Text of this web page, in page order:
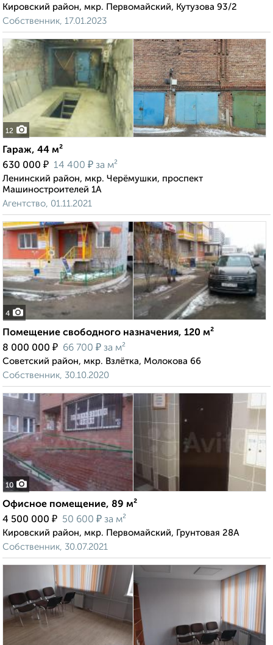
Кировский район, мкр. Первомайский, Кутузова 93/2
Собственник, 17.01.2023
12
Гараж, 44 м²
630 000 ₽ 14 400 ₽ за м²
Ленинский район, мкр. Черёмушки, проспект
Машиностроителей 1А
Агентство, 01.11.2021
4
Помещение свободного назначения, 120 м²
8 000 000 ₽ 66 700 ₽ за м²
Советский район, мкр. Взлётка, Молокова 66
Собственник, 30.10.2020
10
Офисное помещение, 89 м²
4 500 000 ₽ 50 600 ₽ за м²
Кировский район, мкр. Первомайский, Грунтовая 28А
Собственник, 30.07.2021